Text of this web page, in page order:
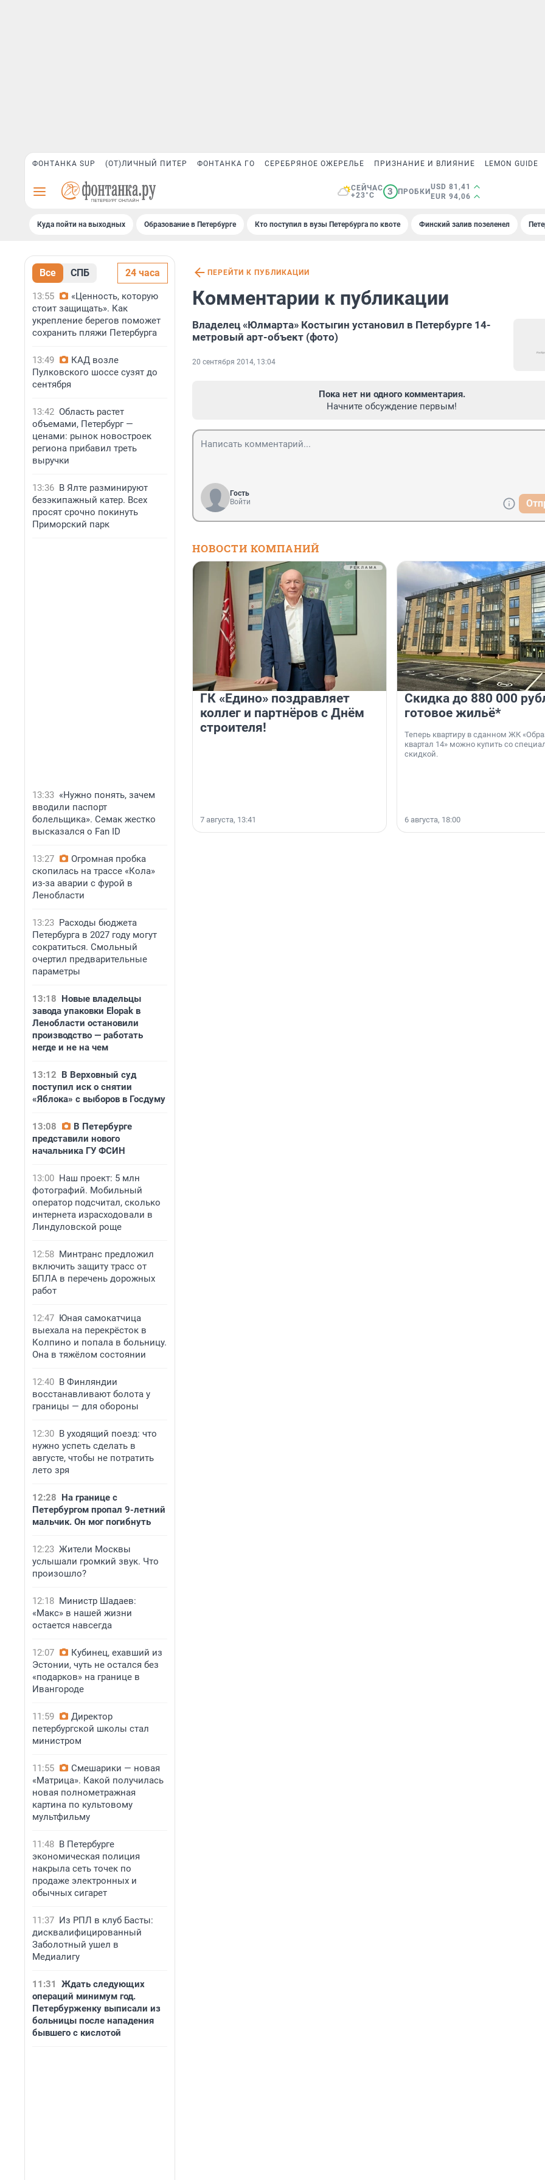
ФОНТАНКА SUP (ОТ)ЛИЧНЫЙ ПИТЕР ФОНТАНКА ГО СЕРЕБРЯНОЕ ОЖЕРЕЛЬЕ ПРИЗНАНИЕ И ВЛИЯНИЕ LEMON GUIDE
СЕЙЧАС
+23°C
3 ПРОБКИ
USD 81,41
EUR 94,06
Куда пойти на выходных Образование в Петербурге Кто поступил в вузы Петербурга по квоте Финский залив позеленел
Все СПБ 24 часа
13:55
«Ценность, которую
стоит защищать». Как
укрепление берегов поможет
сохранить пляжи Петербурга
13:49
КАД возле
Пулковского шоссе сузят до
сентября
13:42 Область растет
объемами, Петербург —
ценами: рынок новостроек
региона прибавил треть
выручки
13:36 В Ялте разминируют
безэкипажный катер. Всех
просят срочно покинуть
Приморский парк
13:33 «Нужно понять, зачем
вводили паспорт
болельщика». Семак жестко
высказался о Fan ID
13:27
Огромная пробка
скопилась на трассе «Кола»
из-за аварии с фурой в
Ленобласти
13:23 Расходы бюджета
Петербурга в 2027 году могут
сократиться. Смольный
очертил предварительные
параметры
13:18 Новые владельцы
завода упаковки Elopak в
Ленобласти остановили
производство — работать
негде и не на чем
13:12 В Верховный суд
поступил иск о снятии
«Яблока» с выборов в Госдуму
13:08
В Петербурге
представили нового
начальника ГУ ФСИН
13:00 Наш проект: 5 млн
фотографий. Мобильный
оператор подсчитал, сколько
интернета израсходовали в
Линдуловской роще
12:58 Минтранс предложил
включить защиту трасс от
БПЛА в перечень дорожных
работ
12:47 Юная самокатчица
выехала на перекрёсток в
Колпино и попала в больницу.
Она в тяжёлом состоянии
12:40 В Финляндии
восстанавливают болота у
границы — для обороны
12:30 В уходящий поезд: что
нужно успеть сделать в
августе, чтобы не потратить
лето зря
12:28 На границе с
Петербургом пропал 9-летний
мальчик. Он мог погибнуть
12:23 Жители Москвы
услышали громкий звук. Что
произошло?
12:18 Министр Шадаев:
«Макс» в нашей жизни
остается навсегда
12:07
Кубинец, ехавший из
Эстонии, чуть не остался без
«подарков» на границе в
Ивангороде
11:59
Директор
петербургской школы стал
министром
11:55
Смешарики — новая
«Матрица». Какой получилась
новая полнометражная
картина по культовому
мультфильму
11:48 В Петербурге
экономическая полиция
накрыла сеть точек по
продаже электронных и
обычных сигарет
11:37 Из РПЛ в клуб Басты:
дисквалифицированный
Заболотный ушел в
Медиалигу
11:31
Ждать следующих
операций минимум год.
Петербурженку выписали из
больницы после нападения
бывшего с кислотой
ПЕРЕЙТИ К ПУБЛИКАЦИИ
Комментарии к публикации
Владелец «Юлмарта» Костыгин установил в Петербурге 14-
метровый арт-объект (фото)
20 сентября 2014, 13:04
Пока нет ни одного комментария.
Начните обсуждение первым!
Гость
Войти
НОВОСТИ КОМПАНИЙ
ГК «Едино» поздравляет
коллег и партнёров с Днём
строителя!
7 августа, 13:41
Скидка до 880 000
готовое жильё*
Теперь квартиру в сданном ЖК
квартал 14» можно купить со
скидкой.
6 августа, 18:00